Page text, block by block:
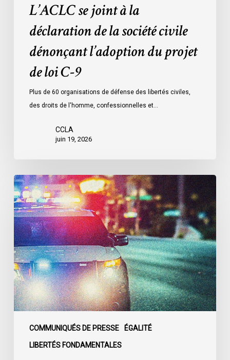
L’ACLC se joint à la
déclaration de la société civile
dénonçant l’adoption du projet
de loi C-9
Plus de 60 organisations de défense des libertés civiles,
des droits de l'homme, confessionnelles et…
CCLA
juin 19, 2026
COMMUNIQUÉS DE PRESSE ÉGALITÉ
LIBERTÉS FONDAMENTALES
Le
LDL
et
le
CCLA
réclament
la
création
d’une
commission
publique